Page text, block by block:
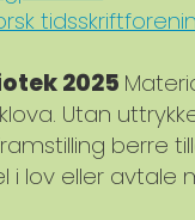
2025
Utan
berre
i lov eller avtale